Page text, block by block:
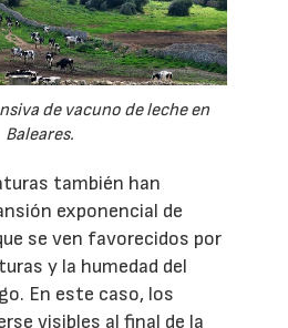
de vacuno de leche en
Baleares.
también han
exponencial de
se ven favorecidos por
y la humedad del
En este caso, los
visibles al final de la